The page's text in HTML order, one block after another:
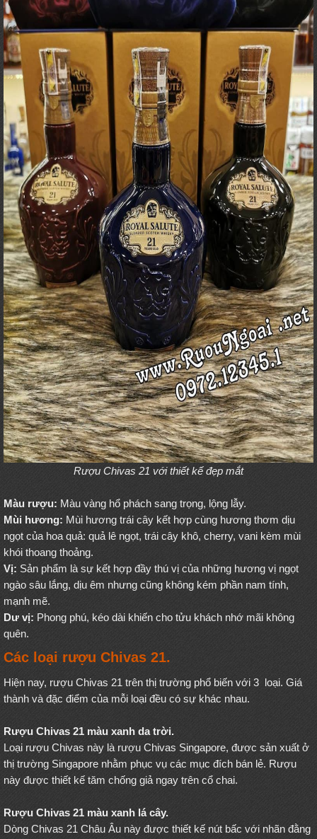
Rượu Chivas 21 với thiết kế đẹp mắt
Màu rượu: Màu vàng hổ phách sang trọng, lộng lẫy.
Mùi hương: Mùi hương trái cây kết hợp cùng hương thơm dịu
ngọt của hoa quả: quả lê ngọt, trái cây khô, cherry, vani kèm mùi
khói thoang thoảng.
Vị: Sản phẩm là sự kết hợp đầy thú vị của những hương vị ngọt
ngào sâu lắng, dịu êm nhưng cũng không kém phần nam tính,
mạnh mẽ.
Dư vị: Phong phú, kéo dài khiến cho tửu khách nhớ mãi không
quên.
Các loại rượu Chivas 21.
Hiện nay, rượu Chivas 21 trên thị trường phổ biến với 3 loại. Giá
thành và đặc điểm của mỗi loại đều có sự khác nhau.
Rượu Chivas 21 màu xanh da trời.
Loại rượu Chivas này là rượu Chivas Singapore, được sản xuất ở
thị trường Singapore nhằm phục vụ các mục đích bán lẻ. Rượu
này được thiết kế tăm chống giả ngay trên cổ chai.
Rượu Chivas 21 màu xanh lá cây.
Dòng Chivas 21 Châu Âu này được thiết kế nút bấc với nhãn đằng